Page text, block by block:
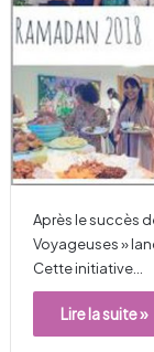
Après le succès
Voyageuses »
Cette initiative…
Lire la suite »